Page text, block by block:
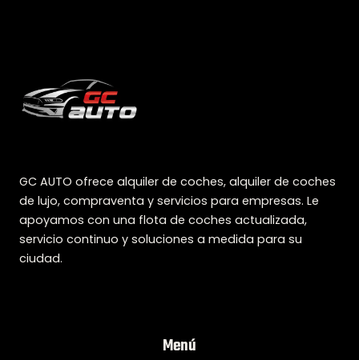
GC AUTO ofrece alquiler de coches, alquiler de coches
de lujo, compraventa y servicios para empresas. Le
apoyamos con una flota de coches actualizada,
servicio continuo y soluciones a medida para su
ciudad.
Menú